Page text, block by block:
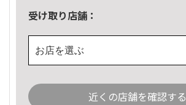
受け取り店舗：
お店を選ぶ
近くの店舗を確認する